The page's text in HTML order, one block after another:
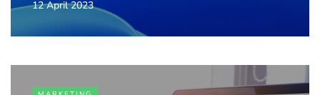
12 April 2023